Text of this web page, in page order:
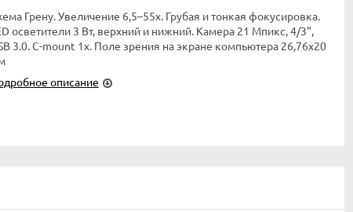
Грену. Увеличение 6,5–55х. Грубая и тонкая фокусировка.
осветители 3 Вт, верхний и нижний. Камера 21 Мпикс, 4/3",
3.0. C-mount 1х. Поле зрения на экране компьютера 26,76х20
описание